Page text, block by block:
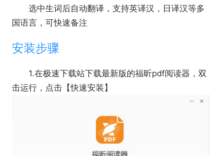
选中生词后自动翻译，支持英译汉，日译汉等多
国语言，可快速备注
安装步骤
1.在极速下载站下载最新版的福昕pdf阅读器，双
击运行，点击【快速安装】